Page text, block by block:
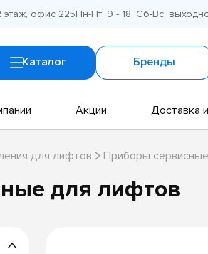
этаж, офис 225Пн-Пт: 9 - 18, Сб-Вс:
Каталог Бренды
Акции Доставка
для лифтов Приборы
для лифтов